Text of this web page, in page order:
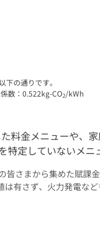
下の通りです。
数：0.522kg-CO2/kWh
料金メニューや、
定していないメ
さまから集めた賦課
有さず、火力発電な